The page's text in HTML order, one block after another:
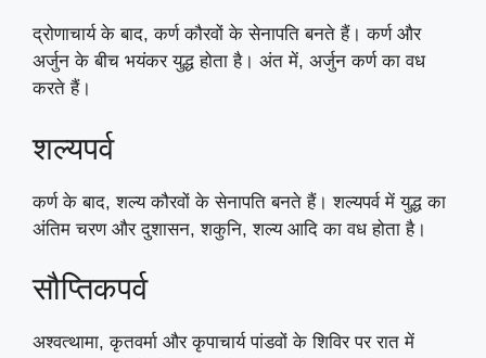
द्रोणाचार्य के बाद, कर्ण कौरवों के सेनापति बनते हैं। कर्ण और
अर्जुन के बीच भयंकर युद्ध होता है। अंत में, अर्जुन कर्ण का वध
करते हैं।
शल्यपर्व
कर्ण के बाद, शल्य कौरवों के सेनापति बनते हैं। शल्यपर्व में युद्ध का
अंतिम चरण और दुशासन, शकुनि, शल्य आदि का वध होता है।
सौप्तिकपर्व
अश्वत्थामा, कृतवर्मा और कृपाचार्य पांडवों के शिविर पर रात में